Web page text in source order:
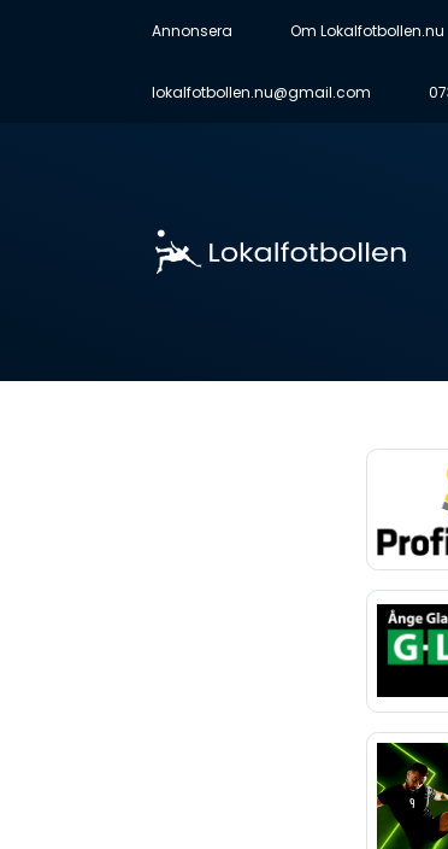
Annonsera Om Lokalfotbollen.nu
lokalfotbollen.nu@gmail.com